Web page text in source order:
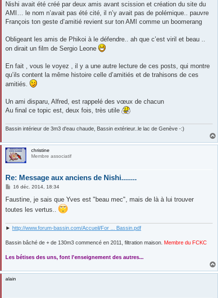
Nishi avait été créé par deux amis avant scission et création du site du
AMI… le nom n’avait pas été cité, il n’y avait pas de polémique.. pauvre
François ton geste d’amitié revient sur ton AMI comme un boomerang
Obligeant les amis de Phikoi à le défendre.. ah que c’est viril et beau ..
on dirait un film de Sergio Leone
En fait , vous le voyez , il y a une autre lecture de ces posts, qui montre
qu’ils content la même histoire celle d’amitiés et de trahisons de ces
amitiés.
Un ami disparu, Alfred, est rappelé des vœux de chacun
Au final ce topic est, deux fois, très utile
Bassin intérieur de 3m3 d'eau chaude, Bassin extérieur..le lac de Genève -:)
christine
Membre associatif
Re: Message aux anciens de Nishi........
M
s
a
16 déc. 2014, 18:34
Faustine, je sais que Yves est "beau mec", mais de là à lui trouver
toutes les vertus..
► http://www.forum-bassin.com/Accueil/For ... Bassin.pdf
Bassin bâché de + de 130m3 commencé en 2011, filtration maison. Membre du FCKC
Les bétises des uns, font l'enseignement des autres...
alain